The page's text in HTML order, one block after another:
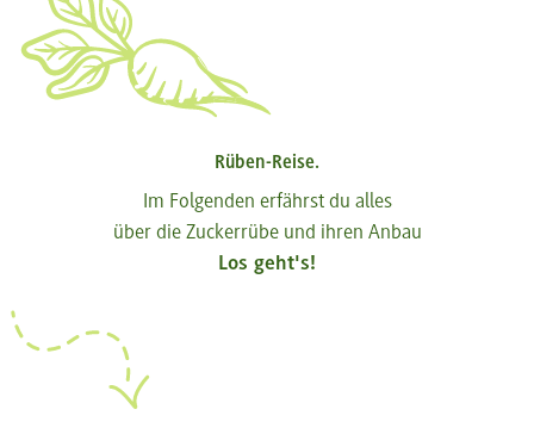
Rüben-Reise.
Im Folgenden erfährst du alles
über die Zuckerrübe und ihren Anbau
Los geht's!